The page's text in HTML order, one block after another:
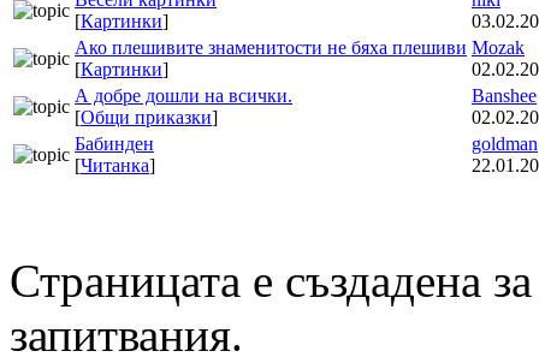
[Картинки]
Ако плешивите знаменитости не бяха плешиви
[Картинки]
Mozak
А добре дошли на всички.
[Общи приказки]
Banshee
Бабинден
[Читанка]
goldman
Страницата е създадена
запитвания.